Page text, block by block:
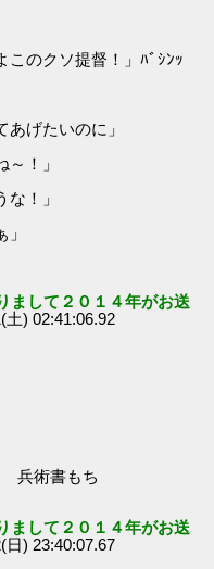
このクソ提督！」ﾊﾞｼﾝｯ
げたいのに」
！」
！」
まして２０１４年がお送
土) 02:41:06.92
兵術書もち
まして２０１４年がお送
日) 23:40:07.67